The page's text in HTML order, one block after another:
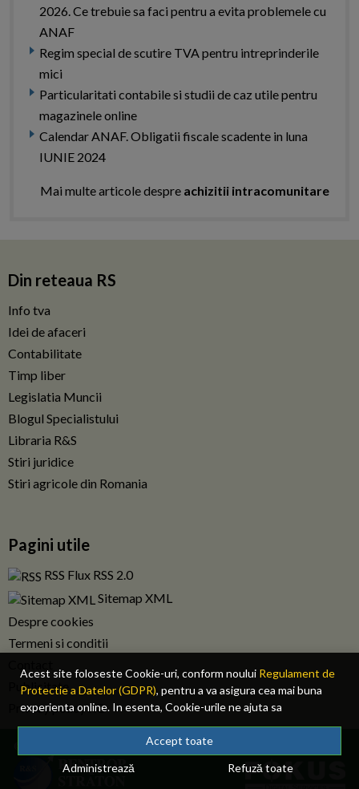
Acest site foloseste Cookie-uri, conform noului Regulament de
Protectie a Datelor (GDPR), pentru a va asigura cea mai buna
experienta online. In esenta, Cookie-urile ne ajuta sa
imbunatatim continutul de pe site, oferindu-va dvs., cititorul, o
experienta online personalizata si mult mai rapida. Ele sunt
folosite doar de site-ul nostru si partenerii nostri de incredere.
AICIpentru detalii despre politica de Cookie-uri.
Accept toate
Administrează
Refuză toate
2026. Ce trebuie sa faci pentru a evita problemele cu
ANAF
Regim special de scutire TVA pentru intreprinderile
mici
Particularitati contabile si studii de caz utile pentru
magazinele online
Calendar ANAF. Obligatii fiscale scadente in luna
IUNIE 2024
Mai multe articole despre achizitii intracomunitare
Din reteaua RS
Info tva
Idei de afaceri
Contabilitate
Timp liber
Legislatia Muncii
Blogul Specialistului
Libraria R&S
Stiri juridice
Stiri agricole din Romania
Pagini utile
RSS Flux RSS 2.0
Sitemap XML
Despre cookies
Termeni si conditii
Publicitate
Privacy policy RO
© 2026 Fiscalitatea.ro. Toate drepturile rezervate.